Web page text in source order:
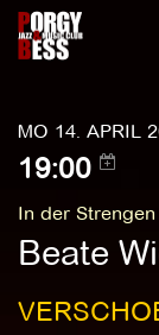
MO 14. APRIL
19:00
In der
Beate